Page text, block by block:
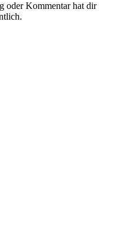
oder Kommentar hat dir